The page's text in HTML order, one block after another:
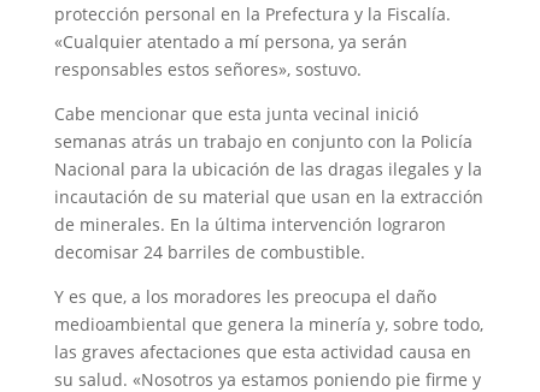
protección personal en la Prefectura y la Fiscalía.
«Cualquier atentado a mí persona, ya serán
responsables estos señores», sostuvo.
Cabe mencionar que esta junta vecinal inició
semanas atrás un trabajo en conjunto con la Policía
Nacional para la ubicación de las dragas ilegales y la
incautación de su material que usan en la extracción
de minerales. En la última intervención lograron
decomisar 24 barriles de combustible.
Y es que, a los moradores les preocupa el daño
medioambiental que genera la minería y, sobre todo,
las graves afectaciones que esta actividad causa en
su salud. «Nosotros ya estamos poniendo pie firme y